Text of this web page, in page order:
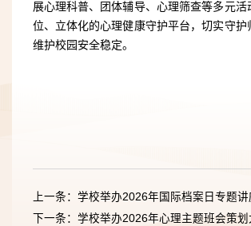
展心理科普、团体辅导、心理筛查等多元活
位、立体化的心理健康守护平台，切实守护
维护校园安全稳定。
上一条：学校举办2026年国际档案日专题讲
下一条：学校举办2026年心理主题班会策划